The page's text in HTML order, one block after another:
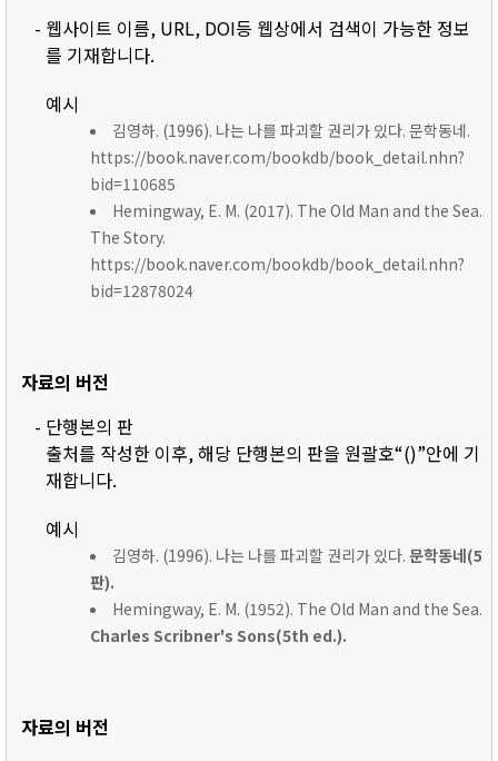
- 웹사이트 이름, URL, DOI등 웹상에서 검색이 가능한 정보
를 기재합니다.
예시
김영하. (1996). 나는 나를 파괴할 권리가 있다. 문학동네.
https://book.naver.com/bookdb/book_detail.nhn?
bid=110685
Hemingway, E. M. (2017). The Old Man and the Sea.
The Story.
https://book.naver.com/bookdb/book_detail.nhn?
bid=12878024
자료의 버전
- 단행본의 판
출처를 작성한 이후, 해당 단행본의 판을 원괄호“()”안에 기
재합니다.
예시
김영하. (1996). 나는 나를 파괴할 권리가 있다. 문학동네(5
판).
Hemingway, E. M. (1952). The Old Man and the Sea.
Charles Scribner's Sons(5th ed.).
자료의 버전